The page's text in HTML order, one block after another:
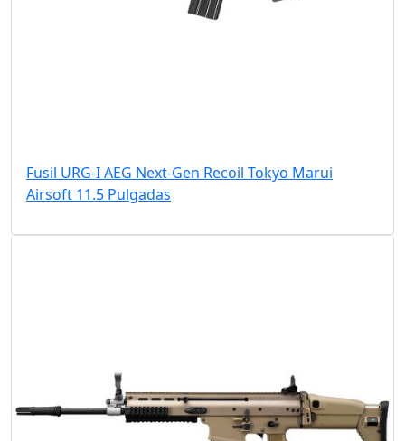
Fusil URG-I AEG Next-Gen Recoil Tokyo Marui
Airsoft 11.5 Pulgadas